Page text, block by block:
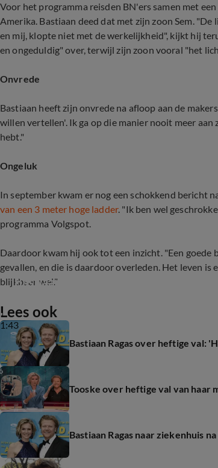
Voor het programma reisden BN'ers samen met
Amerika. Bastiaan deed dat met zijn zoon Sem.
en mij, klopte niet met de werkelijkheid", kijkt hij
en ongeduldig" over, terwijl zijn zoon vooral "het
Onvrede
Bastiaan heeft zijn onvrede na afloop aan de
willen vertellen'. Ik ga op die manier nooit meer
hebt."
Ongeluk
In september kwam er nog een schokkend bericht
van een 3 meter hoge ladder. "Ik ben wel
programma Volgspot.
Daardoor kwam hij ook tot een inzicht. "Een goede
gevallen, en die is daardoor overleden. Het leven
blijkbaar wel."
1:43
Bastiaan Ragas naar het ziekenhuis na
Lees ook
Bastiaan Ragas over heftige val:
Tooske over heftige val van haar
Bastiaan Ragas naar ziekenhuis